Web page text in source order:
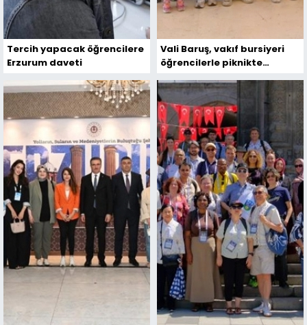
Tercih yapacak öğrencilere
Erzurum daveti
Vali Baruş, vakıf bursiyeri
öğrencilerle piknikte